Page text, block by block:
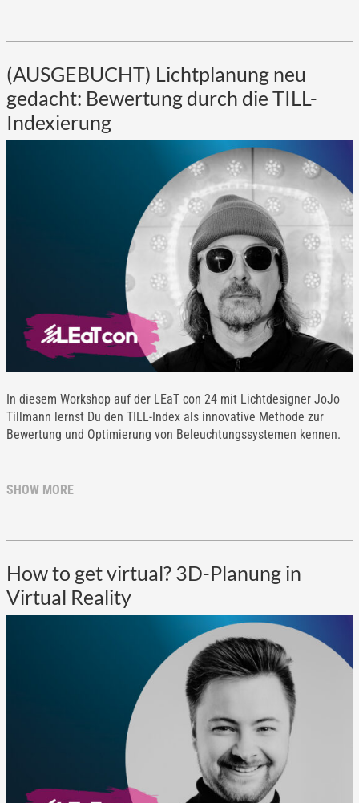
(AUSGEBUCHT) Lichtplanung neu
gedacht: Bewertung durch die TILL-
Indexierung
In diesem Workshop auf der LEaT con 24 mit Lichtdesigner JoJo
Tillmann lernst Du den TILL-Index als innovative Methode zur
Bewertung und Optimierung von Beleuchtungssystemen kennen.
SHOW MORE
How to get virtual? 3D-Planung in
Virtual Reality